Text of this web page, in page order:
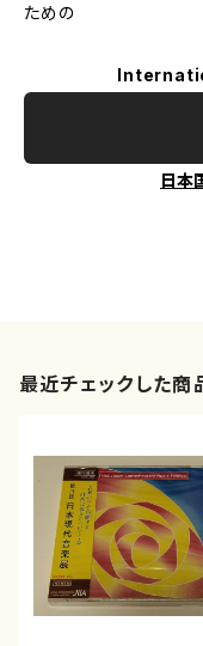
ための
日本
最近チェックした商